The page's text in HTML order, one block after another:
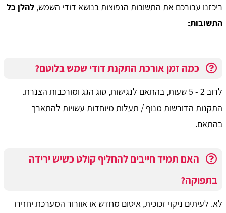
ריכזנו עבורכם את התשובות הנפוצות בנושא דודי השמש, להלן כל
התשובות:
כמה זמן אורכת התקנת דודי שמש בלוטם?
לרוב 2 - 5 שעות, בהתאם לנגישות, סוג הגג ומורכבות הצנרת.
התקנות הדורשות מנוף / תעלות מיוחדות עשויות להתארך
בהתאם.
האם תמיד חייבים להחליף קולט כשיש ירידה
בתפוקה?
לא. לעיתים ניקוי זכוכית, איטום מחדש או אוורור המערכת יחזירו